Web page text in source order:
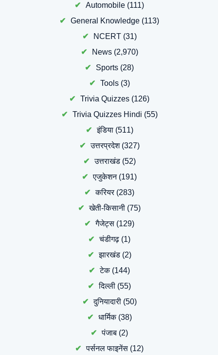
Automobile (111)
General Knowledge (113)
NCERT(31)
News(2,970)
Sports (28)
Tools(3)
Trivia Quizzes (126)
Trivia Quizzes Hindi (55)
इंडिया(511)
उत्तरप्रदेश(327)
उत्तराखंड(52)
एजुकेशन(191)
करियर(283)
खेती-किसानी (75)
गैजेट्स (129)
चंडीगढ़ (1)
झारखंड(2)
टेक(144)
दिल्ली (55)
दुनियादारी(50)
धार्मिक(38)
पंजाब (2)
पर्सनल फाइनेंस (12)